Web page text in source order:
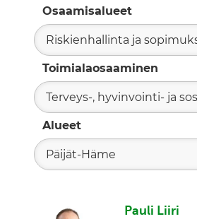
Osaamisalueet
Riskienhallinta ja
Toimialaosaaminen
Terveys-, hyvinvointi- ja
Alueet
Päijät-Häme
Pauli Liiri